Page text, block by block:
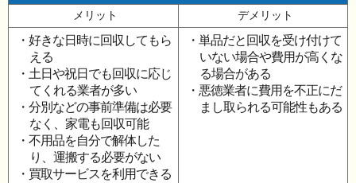
メリット デメリット
・好きな日時に回収してもら
える
・土日や祝日でも回収に応じ
てくれる業者が多い
・分別などの事前準備は必要
なく、家電も回収可能
・不用品を自分で解体した
り、運搬する必要がない
・買取サービスを利用できる
・単品だと回収を受け付けて
いない場合や費用が高くな
る場合がある
・悪徳業者に費用を不正にだ
まし取られる可能性もある